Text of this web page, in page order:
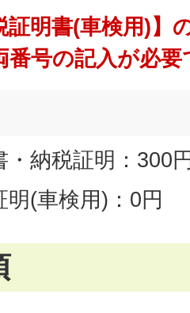
証明書(車検用)】
番号の記入が必要
・納税証明：300
(車検用)：0円